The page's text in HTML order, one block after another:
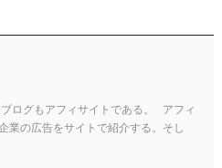
ログもアフィサイトである。 アフィ
業の広告をサイトで紹介する。そし